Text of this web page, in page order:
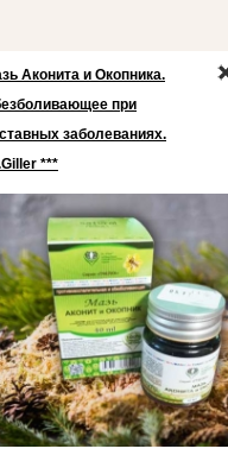
Аконита и Окопника.
при
заболеваниях.
***